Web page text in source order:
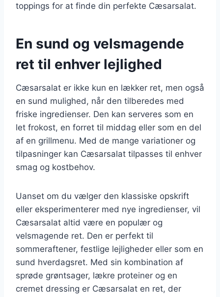
toppings for at finde din perfekte Cæsarsalat.
En sund og velsmagende
ret til enhver lejlighed
Cæsarsalat er ikke kun en lækker ret, men også
en sund mulighed, når den tilberedes med
friske ingredienser. Den kan serveres som en
let frokost, en forret til middag eller som en del
af en grillmenu. Med de mange variationer og
tilpasninger kan Cæsarsalat tilpasses til enhver
smag og kostbehov.
Uanset om du vælger den klassiske opskrift
eller eksperimenterer med nye ingredienser, vil
Cæsarsalat altid være en populær og
velsmagende ret. Den er perfekt til
sommeraftener, festlige lejligheder eller som en
sund hverdagsret. Med sin kombination af
sprøde grøntsager, lækre proteiner og en
cremet dressing er Cæsarsalat en ret, der